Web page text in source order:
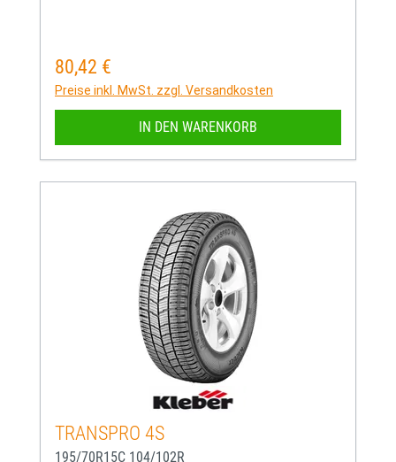
Regulärer Preis:
80,42 €
Preise inkl. MwSt. zzgl. Versandkosten
IN DEN WARENKORB
TRANSPRO 4S
195/70R15C 104/102R